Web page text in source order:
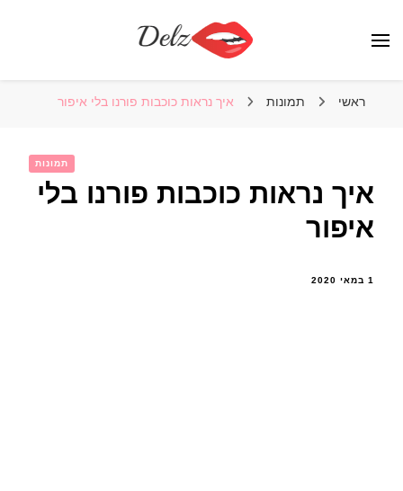
ראשי תמונות איך נראות כוכבות פורנו בלי איפור
תמונות
איך נראות כוכבות פורנו בלי
איפור
1 במאי 2020